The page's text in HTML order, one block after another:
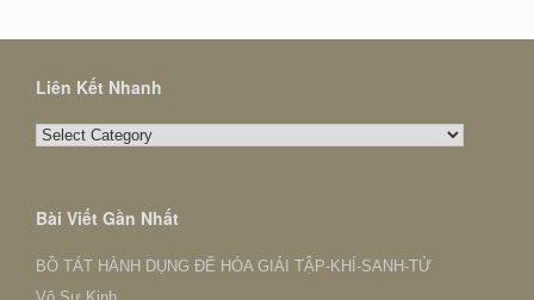
Liên Kết Nhanh
Liên
Bài Viết Gần Nhất
BỒ TÁT HÀNH DỤNG ĐỂ HÓA GIẢI TẬP-KHÍ-SANH-TỬ